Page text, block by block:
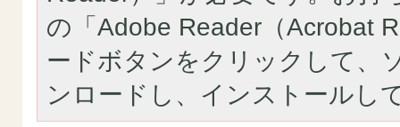
の「Adobe Reader（Acrobat
ードボタンをクリックして、
ンロードし、インストールし